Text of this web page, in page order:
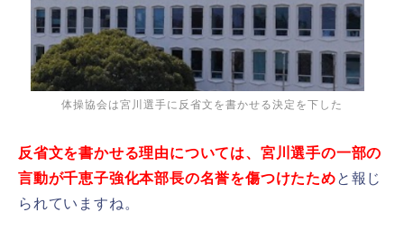
体操協会は宮川選手に反省文を書かせる決定を下した
反省文を書かせる理由については、宮川選手の一部の
言動が千恵子強化本部長の名誉を傷つけたためと報じ
られていますね。